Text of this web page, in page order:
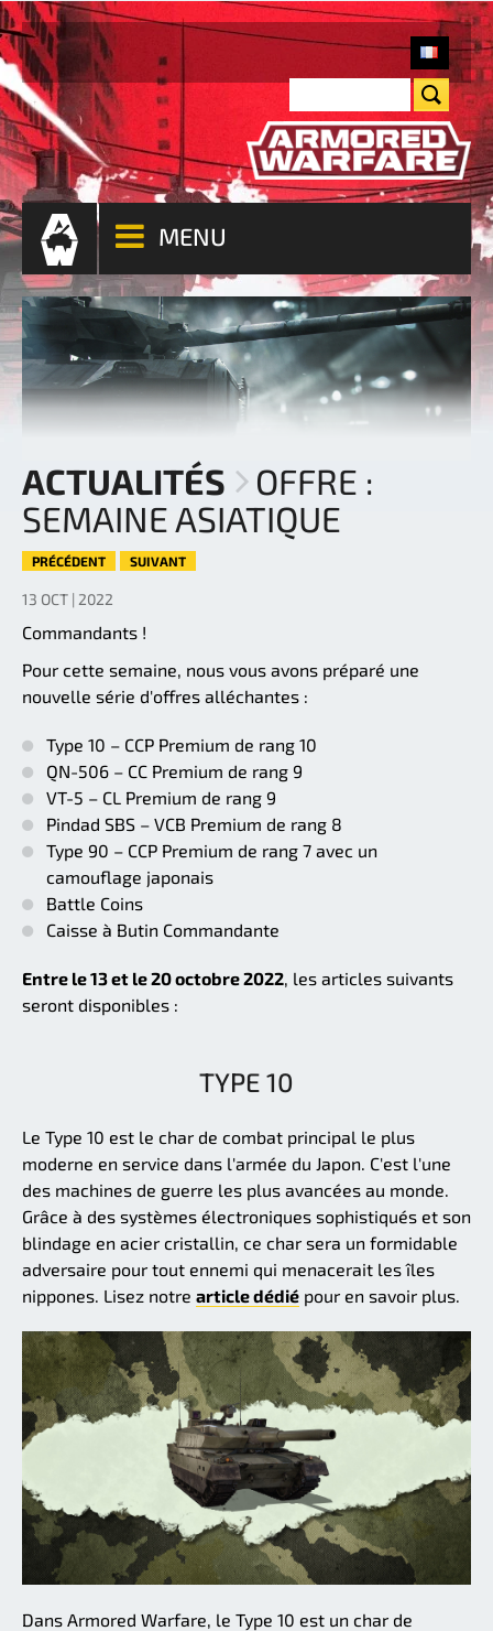
MENU
ACTUALITÉS
OFFRE :
SEMAINE ASIATIQUE
PRÉCÉDENT SUIVANT
13 OCT | 2022
Commandants !
Pour cette semaine, nous vous avons préparé une
nouvelle série d'offres alléchantes :
Type 10 – CCP Premium de rang 10
QN-506 – CC Premium de rang 9
VT-5 – CL Premium de rang 9
Pindad SBS – VCB Premium de rang 8
Type 90 – CCP Premium de rang 7 avec un
camouflage japonais
Battle Coins
Caisse à Butin Commandante
Entre le 13 et le 20 octobre 2022, les articles suivants
seront disponibles :
TYPE 10
Le Type 10 est le char de combat principal le plus
moderne en service dans l'armée du Japon. C'est l'une
des machines de guerre les plus avancées au monde.
Grâce à des systèmes électroniques sophistiqués et son
blindage en acier cristallin, ce char sera un formidable
adversaire pour tout ennemi qui menacerait les îles
nippones. Lisez notre article dédié pour en savoir plus.
Dans Armored Warfare, le Type 10 est un char de